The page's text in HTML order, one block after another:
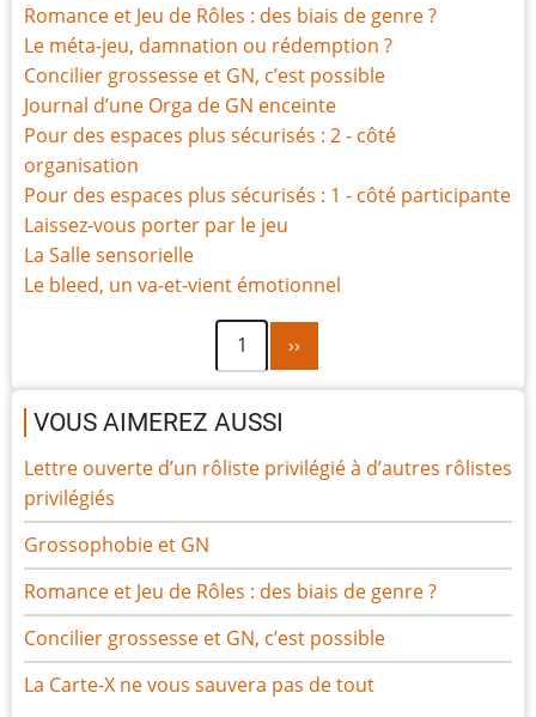
Romance et Jeu de Rôles : des biais de genre ?
Le méta-jeu, damnation ou rédemption ?
Concilier grossesse et GN, c’est possible
Journal d’une Orga de GN enceinte
Pour des espaces plus sécurisés : 2 - côté
organisation
Pour des espaces plus sécurisés : 1 - côté participante
Laissez-vous porter par le jeu
La Salle sensorielle
Le bleed, un va-et-vient émotionnel
1
suivante
››
VOUS AIMEREZ AUSSI
Lettre ouverte d’un rôliste privilégié à d’autres rôlistes
privilégiés
Grossophobie et GN
Romance et Jeu de Rôles : des biais de genre ?
Concilier grossesse et GN, c’est possible
La Carte-X ne vous sauvera pas de tout